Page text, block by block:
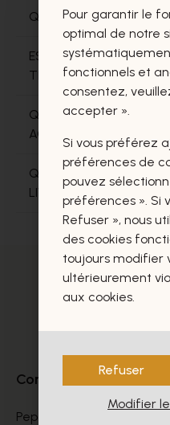
QUI LIVRE MA
EST-CE QUE JE DOIS
TRANSPORT?
QUAND EST-CE QUE JE
ACHATS?
QUELLES SONT LES
LIVRAISON?
Contact
Peperstraat 9-11
Pour garantir le
optimal de notre
fonctionnels et
consentez,
accepter ».
Si vous préférez
préférences de
pouvez
préférences ». Si
Refuser », nous
des cookies
toujours modifier
ultérieurement
aux cookies.
Refuser
Modifier